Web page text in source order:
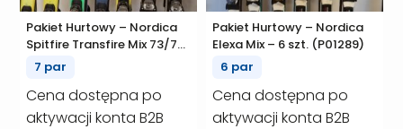
Pakiet Hurtowy – Nordica
Spitfire Transfire Mix 73/75
– 7 szt. (P01290)
7 par
Cena dostępna po
aktywacji konta B2B
Pakiet Hurtowy – Nordica
Elexa Mix – 6 szt. (P01289)
6 par
Cena dostępna po
aktywacji konta B2B